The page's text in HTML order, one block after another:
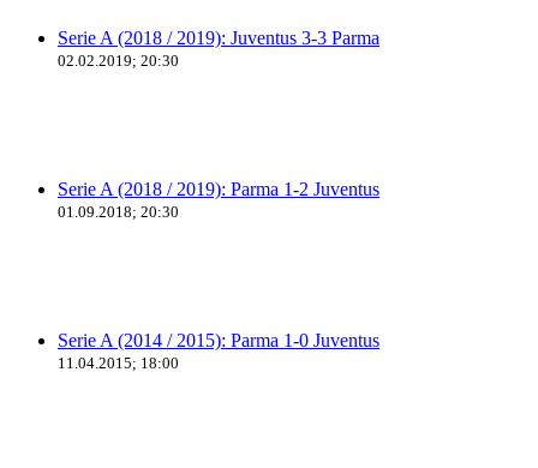
Serie A (2018 / 2019): Juventus 3-3 Parma
02.02.2019; 20:30
Serie A (2018 / 2019): Parma 1-2 Juventus
01.09.2018; 20:30
Serie A (2014 / 2015): Parma 1-0 Juventus
11.04.2015; 18:00